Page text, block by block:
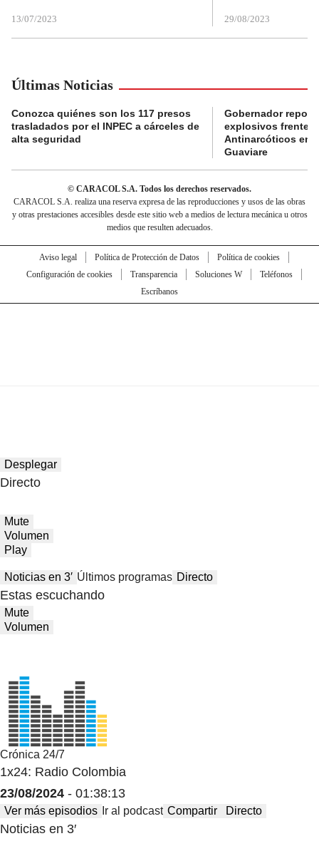
13/07/2023 29/08/2023
Últimas Noticias
Conozca quiénes son los 117 presos
trasladados por el INPEC a cárceles de
alta seguridad
Gobernador
explosivos frente a
Antinarcóticos en
Guaviare
© CARACOL S.A. Todos los derechos reservados.
CARACOL S.A. realiza una reserva expresa de las reproducciones y usos de las obras
y otras prestaciones accesibles desde este sitio web a medios de lectura mecánica u otros
medios que resulten adecuados.
Aviso legal Política de Protección de Datos
Política de cookies
Configuración de cookies
Transparencia Soluciones W
Teléfonos
Escríbanos
Desplegar
Directo
Mute
Volumen
Play
Noticias en 3′ Últimos programas Directo
Estas escuchando
Mute
Volumen
Crónica 24/7
1x24: Radio Colombia
23/08/2024 - 01:38:13
Ver más episodios Ir al podcast Compartir Directo
Noticias en 3′